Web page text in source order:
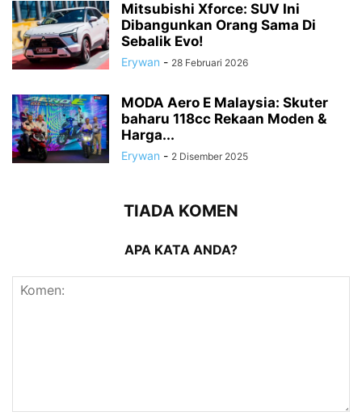
Mitsubishi Xforce: SUV Ini
Dibangunkan Orang Sama Di
Sebalik Evo!
Erywan - 28 Februari 2026
MODA Aero E Malaysia: Skuter
baharu 118cc Rekaan Moden &
Harga...
Erywan - 2 Disember 2025
TIADA KOMEN
APA KATA ANDA?